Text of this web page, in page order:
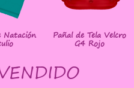
Natación Pañal de Tela Velcro
G4 Rojo